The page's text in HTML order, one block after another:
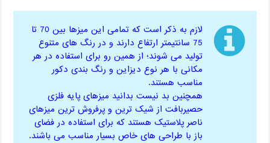
لازم به ذکر است که تمامی این میزها بین 70 تا
75 سانتیمتر ارتفاع دارند و در رنگ های متنوع
تولید می شوند؛ از همین رو برای استفاده در هر
مکانی با هر نوع دیزاین و رنگ بندی دکور
مناسب هستند.
همچنین بد نیست بدانید میزهای پایه فلزی
حصیربافت از شیک ترین و پرفروش ترین میزهای
ناصر پلاستیک هستند که برای استفاده در فضای
باز با طراحی های خاص بسیار مناسب می باشند.